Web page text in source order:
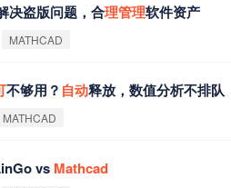
决盗版问题，合理管理软件资产‌
MATHCAD
不够用？ 自动释放，数值分析不排队
MATHCAD
vs Mathcad